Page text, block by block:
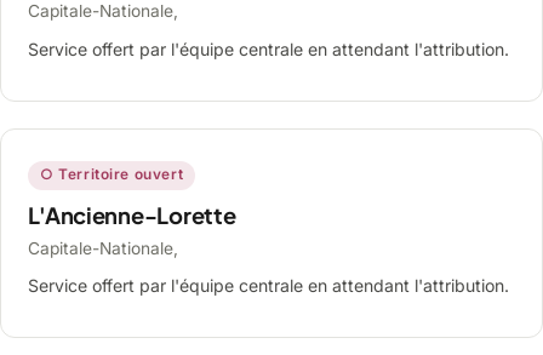
Capitale-Nationale,
Service offert par l'équipe centrale en attendant l'attribution.
○ Territoire ouvert
L'Ancienne-Lorette
Capitale-Nationale,
Service offert par l'équipe centrale en attendant l'attribution.